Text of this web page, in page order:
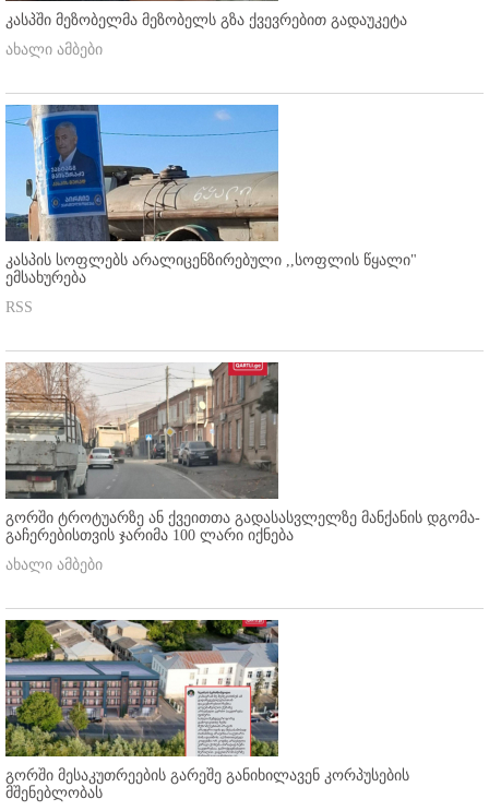
კასპში მეზობელმა მეზობელს გზა ქვევრებით გადაუკეტა
ახალი ამბები
კასპის სოფლებს არალიცენზირებული ,,სოფლის წყალი"
ემსახურება
RSS
გორში ტროტუარზე ან ქვეითთა გადასასვლელზე მანქანის დგომა-
გაჩერებისთვის ჯარიმა 100 ლარი იქნება
ახალი ამბები
გორში მესაკუთრეების გარეშე განიხილავენ კორპუსების
მშენებლობას